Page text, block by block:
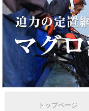
トップページ